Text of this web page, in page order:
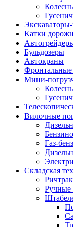
Катки
Бульдозеры
Автокраны
Фронтальные
Мини-
Вилочные
Газ-
Складская
Ручные